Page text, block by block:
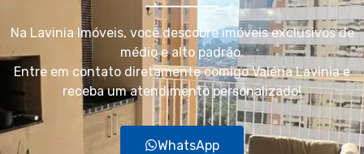
Na Lavinia Imóveis, você descobre imóveis exclusivos de
médio e alto padrão.
Entre em contato diretamente comigo Valéria Lavinia e
receba um atendimento personalizado!
WhatsApp